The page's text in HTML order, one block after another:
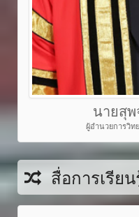
นายสุพ
ผู้อำนวยการวิท
สื่อการเรีย